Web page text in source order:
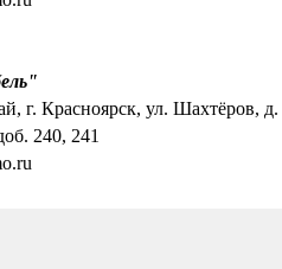
г. Красноярск, ул. Шахтёров, д.
240, 241